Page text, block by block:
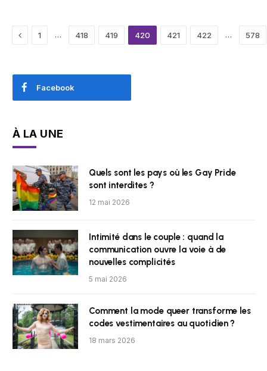
Previous
1 … 418 419 420 421 422 … 578
Facebook
À LA UNE
Quels sont les pays où les Gay Pride
sont interdites ?
12 mai 2026
Intimité dans le couple : quand la
communication ouvre la voie à de
nouvelles complicités
5 mai 2026
Comment la mode queer transforme les
codes vestimentaires au quotidien ?
18 mars 2026